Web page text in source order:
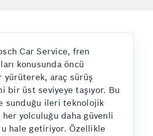
Car Service, fren
konusunda öncü
yürüterek, araç sürüş
bir üst seviyeye taşıyor. Bu
sunduğu ileri teknolojik
her yolculuğu daha güvenli
hale getiriyor. Özellikle